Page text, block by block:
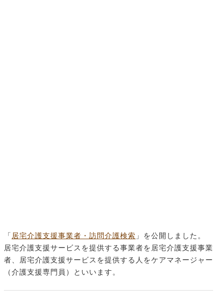
「 居宅介護支援事業者・訪問介護検索 」を公開しました。
居宅介護支援サービスを提供する事業者を居宅介護支援事業
者、居宅介護支援サービスを提供する人をケアマネージャー
（介護支援専門員）といいます。